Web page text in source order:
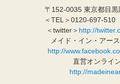
〒152-0035 東京都目
＜TEL＞0120-697-510
＜twitter＞ http://
メイド・イン・アー
http://
直営オンライ
http://